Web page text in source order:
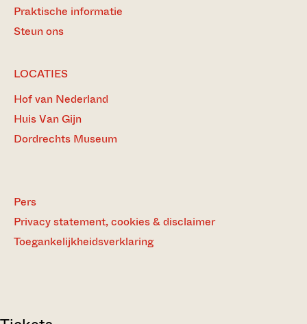
Praktische informatie
Steun ons
LOCATIES
Hof van Nederland
Huis Van Gijn
Dordrechts Museum
Pers
Privacy statement, cookies & disclaimer
Toegankelijkheidsverklaring